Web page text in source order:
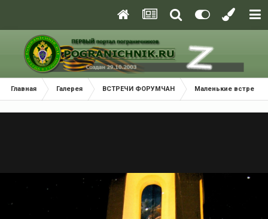
Главная Галерея ВСТРЕЧИ ФОРУМЧАН Маленькие встречи